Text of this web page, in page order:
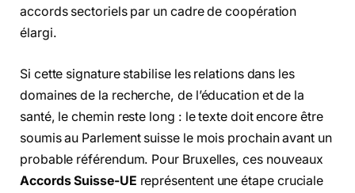
accords sectoriels par un cadre de coopération
élargi.
Si cette signature stabilise les relations dans les
domaines de la recherche, de l’éducation et de la
santé, le chemin reste long : le texte doit encore être
soumis au Parlement suisse le mois prochain avant un
probable référendum. Pour Bruxelles, ces nouveaux
Accords Suisse-UE représentent une étape cruciale